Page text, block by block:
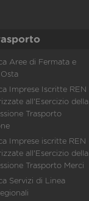
Aree di Fermata e
Imprese Iscritte REN
all'Esercizio della
Trasporto
Imprese iscritte REN
all'Esercizio della
Trasporto Merci
Servizi di Linea